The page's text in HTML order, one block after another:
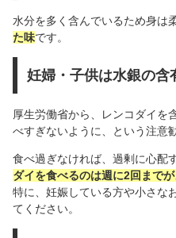
水分を多く含んでいるため身は
た味です。
妊婦・子供は水銀の含
厚生労働省から、レンコダイを
べすぎないように、という注意
食べ過ぎなければ、過剰に心配
ダイを食べるのは週に2回まで
特に、妊娠している方や小さな
てください。